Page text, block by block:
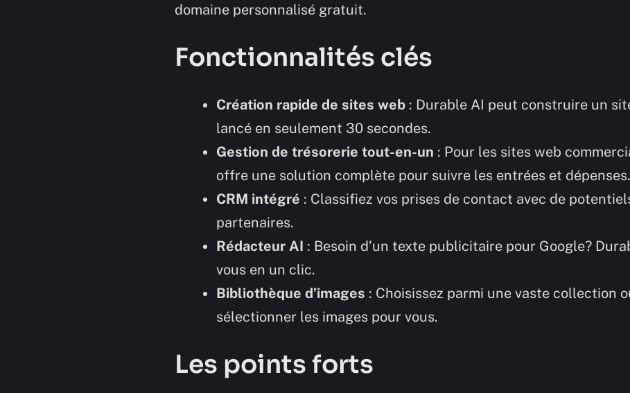
domaine personnalisé gratuit.
Fonctionnalités clés
Création rapide de sites web : Durable AI peut construire un
lancé en seulement 30 secondes.
Gestion de trésorerie tout-en-un : Pour les sites web
offre une solution complète pour suivre les entrées et dépenses.
CRM intégré : Classifiez vos prises de contact avec de
partenaires.
Rédacteur AI : Besoin d’un texte publicitaire pour Google?
vous en un clic.
Bibliothèque d’images : Choisissez parmi une vaste collection
sélectionner les images pour vous.
Les points forts